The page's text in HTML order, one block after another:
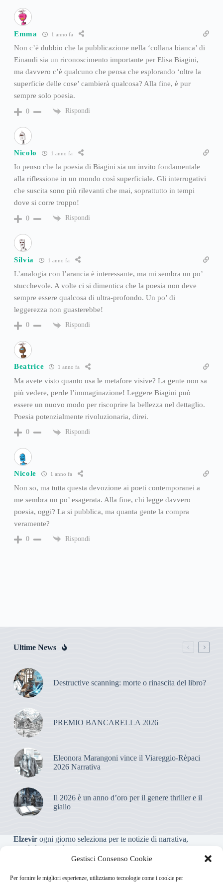
Gestisci Consenso Cookie
Per fornire le migliori esperienze, utilizziamo tecnologie come i cookie per
Emma 1 anno fa
Non c’è dubbio che la pubblicazione nella ‘collana bianca’ di
Einaudi sia un riconoscimento importante per Elisa Biagini,
ma davvero c’è qualcuno che pensa che esplorando ‘oltre la
superficie delle cose’ cambierà qualcosa? Alla fine, è pur
sempre solo poesia.
0 Rispondi
Nicolo 1 anno fa
Io penso che la poesia di Biagini sia un invito fondamentale
alla riflessione in un mondo così superficiale. Gli interrogativi
che suscita sono più rilevanti che mai, soprattutto in tempi
dove si corre troppo!
0 Rispondi
Silvia 1 anno fa
L’analogia con l’arancia è interessante, ma mi sembra un po’
stucchevole. A volte ci si dimentica che la poesia non deve
sempre essere qualcosa di ultra-profondo. Un po’ di
leggerezza non guasterebbe!
0 Rispondi
Beatrice 1 anno fa
Ma avete visto quanto usa le metafore visive? La gente non sa
più vedere, perde l’immaginazione! Leggere Biagini può
essere un nuovo modo per riscoprire la bellezza nel dettaglio.
Poesia potenzialmente rivoluzionaria, direi.
0 Rispondi
Nicole 1 anno fa
Non so, ma tutta questa devozione ai poeti contemporanei a
me sembra un po’ esagerata. Alla fine, chi legge davvero
poesia, oggi? La si pubblica, ma quanta gente la compra
veramente?
0 Rispondi
Ultime News
Destructive scanning: morte o rinascita del libro?
PREMIO BANCARELLA 2026
Eleonora Marangoni vince il Viareggio-Rèpaci
2026 Narrativa
Il 2026 è un anno d’oro per il genere thriller e il
giallo
Elzevirogni giorno seleziona per te notizie di narrativa,
saggistica, poesia e teatro.
Testata giornalistica online non iscritta al Tribunale, che non